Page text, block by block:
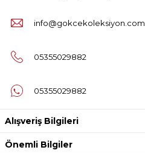
info@gokcekoleksiyon.com
05355029882
05355029882
Alışveriş Bilgileri
Önemli Bilgiler